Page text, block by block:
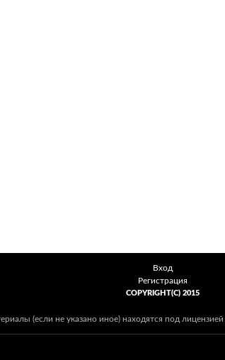
Вход
Регистрация
COPYRIGHT(C) 2015
(если не указано иное) находятся под лицензией